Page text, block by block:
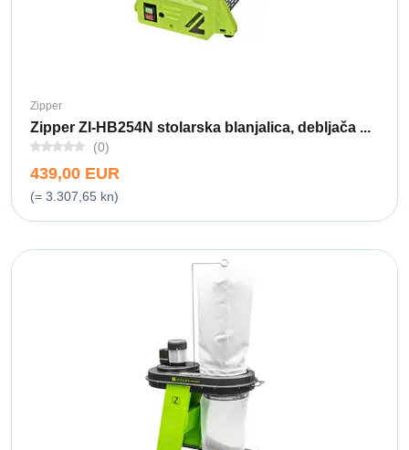
Zipper
Zipper ZI-HB254N stolarska blanjalica, debljača ...
(0)
439,00 EUR
(= 3.307,65 kn)